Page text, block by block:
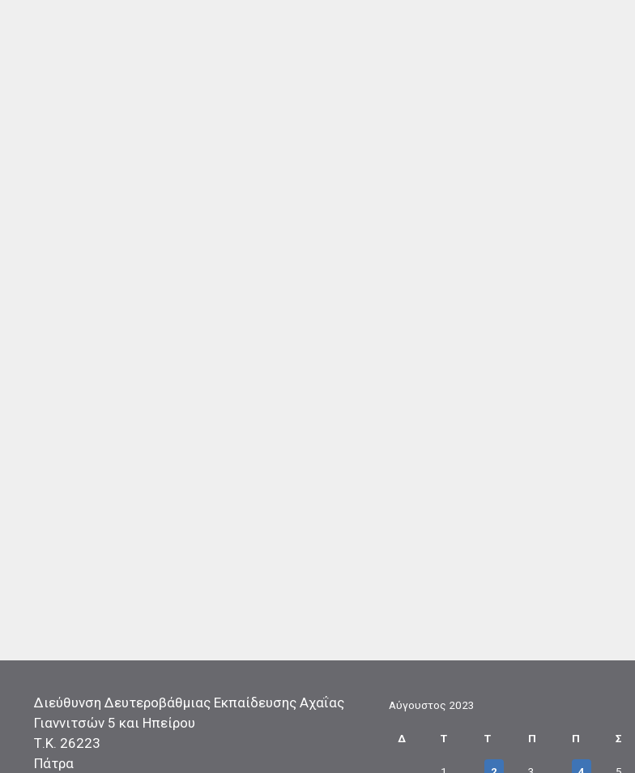
Διεύθυνση Δευτεροβάθμιας Εκπαίδευσης Αχαΐας
Γιαννιτσών 5 και Ηπείρου
Τ.Κ. 26223
Πάτρα
Αύγουστος 2023
Δ Τ Τ Π Π Σ